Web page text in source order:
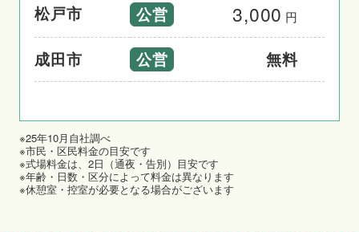
松戸市 公営 3,000 円
成田市 公営 無料
※25年10月自社調べ
※市民・区民料金の目安です
※式場料金は、2日（通夜・告別）目安です
※年齢・日数・区分によって料金は異なります
※休憩室・控室が必要となる場合がございます